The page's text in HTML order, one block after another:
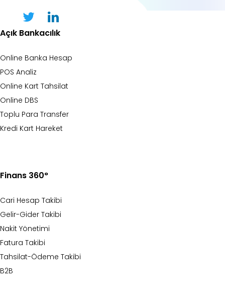
Açık Bankacılık
Online Banka Hesap
POS Analiz
Online Kart Tahsilat
Online DBS
Toplu Para Transfer
Kredi Kart Hareket
Finans 360°
Cari Hesap Takibi
Gelir-Gider Takibi
Nakit Yönetimi
Fatura Takibi
Tahsilat-Ödeme Takibi
B2B